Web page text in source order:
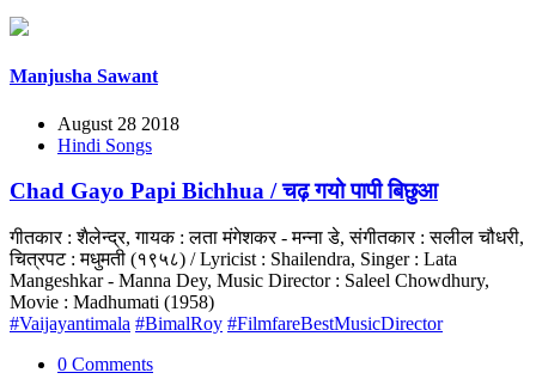
Manjusha Sawant
August 28 2018
Hindi Songs
Chad Gayo Papi Bichhua / चढ़ गयो पापी बिछुआ
गीतकार : शैलेन्द्र, गायक : लता मंगेशकर - मन्ना डे, संगीतकार : सलील चौधरी,
चित्रपट : मधुमती (१९५८) / Lyricist : Shailendra, Singer : Lata
Mangeshkar - Manna Dey, Music Director : Saleel Chowdhury,
Movie : Madhumati (1958)
#Vaijayantimala #BimalRoy #FilmfareBestMusicDirector
0 Comments